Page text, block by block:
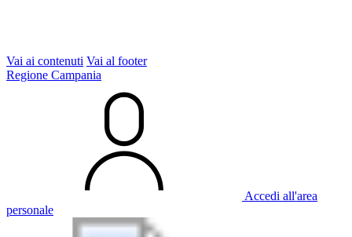
Vai ai contenuti Vai al footer
Regione Campania
Accedi all'area
personale